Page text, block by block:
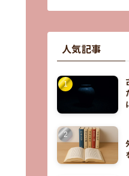
人気記事